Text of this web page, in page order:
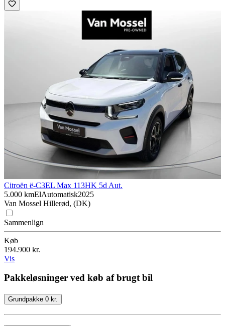
Citroën ë-C3EL Max 113HK 5d Aut.
5.000 kmElAutomatisk2025
Van Mossel Hillerød, (DK)
Sammenlign
Køb
194.900 kr.
Vis
Pakkeløsninger ved køb af brugt bil
Grundpakke 0 kr.